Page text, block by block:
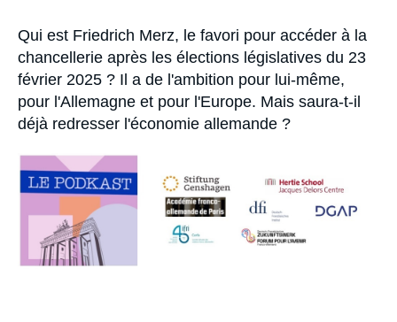
Accroche
Qui est Friedrich Merz, le favori pour accéder à la
chancellerie après les élections législatives du 23
février 2025 ? Il a de l'ambition pour lui-même,
pour l'Allemagne et pour l'Europe. Mais saura-t-il
déjà redresser l'économie allemande ?
Image
principale
médiatique